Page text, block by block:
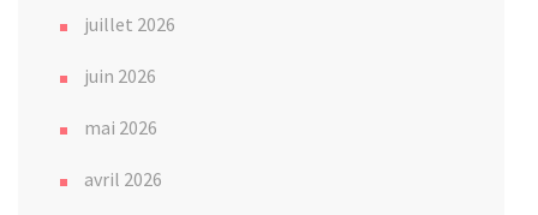
juillet 2026
juin 2026
mai 2026
avril 2026